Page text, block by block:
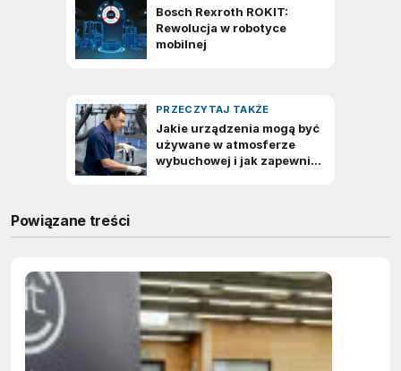
Powiązane treści